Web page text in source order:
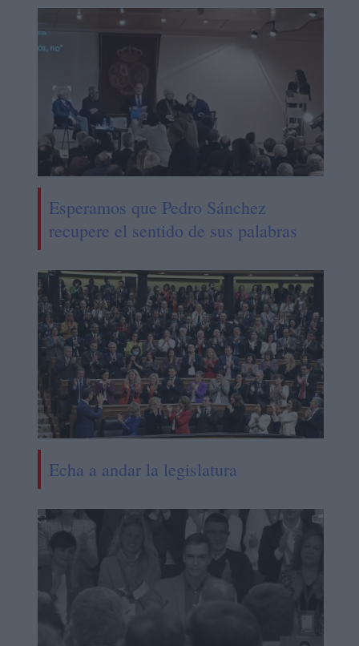
Esperamos que Pedro Sánchez
recupere el sentido de sus palabras
Echa a andar la legislatura